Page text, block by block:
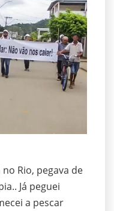
Rio, pegava de
Já peguei
a pescar